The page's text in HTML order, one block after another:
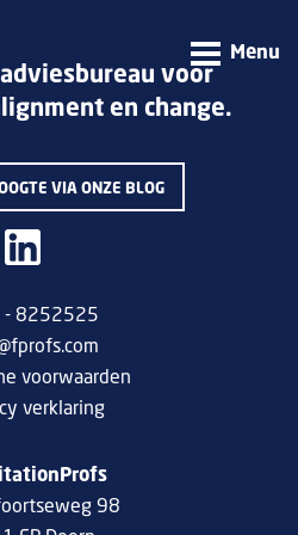
Menu
voor
en change.
VIA ONZE BLOG
- 8252525
voorwaarden
verklaring
98